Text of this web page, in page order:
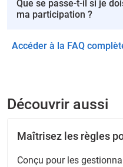
Que se passe-t-il si je
ma participation ?
Accéder à la FAQ
Découvrir aussi
Maîtrisez les règles
Conçu pour les